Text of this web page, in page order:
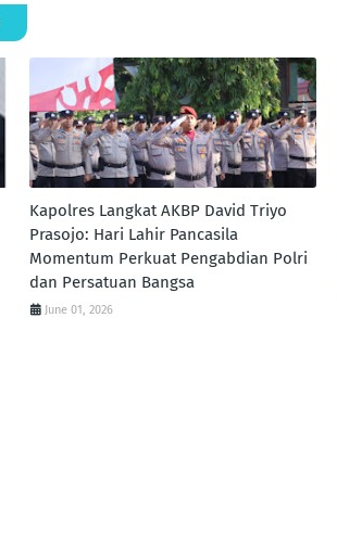
Kapolres Langkat AKBP David Triyo
Prasojo: Hari Lahir Pancasila
Momentum Perkuat Pengabdian Polri
dan Persatuan Bangsa
June 01, 2026